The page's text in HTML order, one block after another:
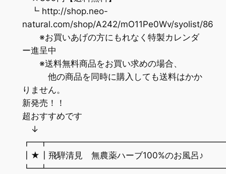
┗ http://shop.neo-
natural.com/shop/A242/mO11Pe0Wv/syolist/86
※お買いあげの方にもれなく特製カレンダ
ー進呈中
※送料無料商品をお買い求めの場合、
他の商品を同時に購入しても送料はかか
りません。
新発売！！
超おすすめです
↓
┃★┃飛騨清見 無農薬ハーブ100%のお風呂♪